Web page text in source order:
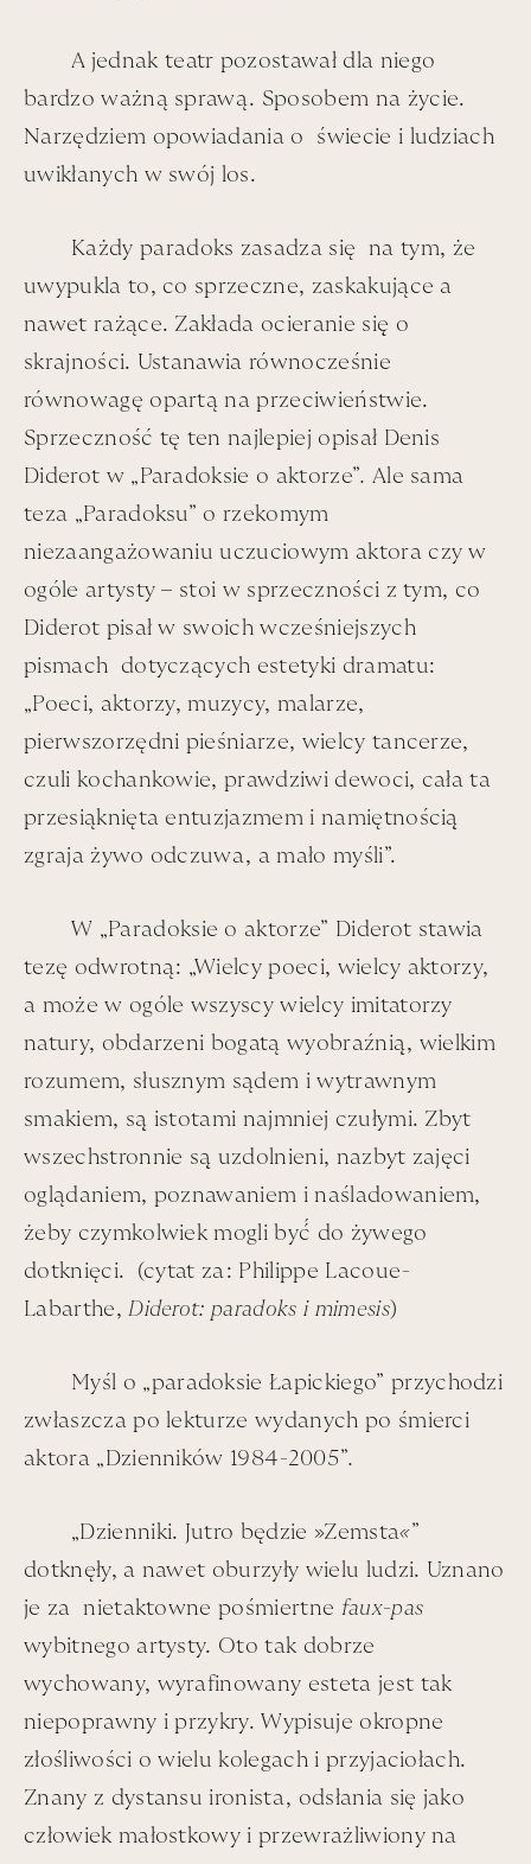
cio-lecie ’68. roku – i tego roku wydarzeń, po którym
Z tej samej wystawy, Łapa snujący się po galerii przy
Krakowskim Przedmieściu – to już Wróblewski w
galerii ’68. – wrze.
Później już – tego samego roku, przepięknie ustawiona
wystawa Andy Rottenberg w Muzeum Śląskim w
Katowicach – „Perspektywa Wieku Dojrzewania.
Szapocznikow – Wróblewski – Wajda”.
Fragment wystawy - kadr z filmu „Wszystko na
sprzedaż", fot. Weronika Olbrychska
Chodzimy, Łapa i ja, po tych katowickich
przestrzeniach. Wróblewski za plecami, jako niebieska
postać, wędruje też.
Szapocznikow – przypominam sobie – w listach do
arcyszykowne kożuchy, w które ubrana była cała kadra
ze „Wszystko na sprzedaż” – tak grube i ciężkie, że nie
dało się w nich ugiąć łokcia, ale wyglądało się bomba).
Nowsza winietka, to kiedy z Łapą snuliśmy się,
trafił, tym razem, Wróblewski, (a za Nim Łapa, a za
Łapą – ja) przy okazji wystawy towarzyszącej 60-leciu
Weneckiego Biennale.
Przestrzeń, tym razem – już nie katowicka – raczej,
weneckiego – i wszystkiego tu, niemalże, na
sprzedaż. W ciszy ciemnej Procuratie, konieczny
dystans okazuje się możliwy. Puenta tam gdzie i Łapa –
tak daleko, tak blisko.
A jednak teatr pozostawał dla niego
bardzo ważną sprawą. Sposobem na życie.
Narzędziem opowiadania o świecie i ludziach
uwikłanych w swój los.
Każdy paradoks zasadza się na tym, że
uwypukla to, co sprzeczne, zaskakujące a
nawet rażące. Zakłada ocieranie się̨ o
skrajności. Ustanawia równocześnie
równowagę opartą na przeciwieństwie.
Sprzeczność tę ten najlepiej opisał Denis
Diderot w „Paradoksie o aktorze”. Ale sama
teza „Paradoksu” o rzekomym
niezaangażowaniu uczuciowym aktora czy w
ogóle artysty – stoi w sprzeczności z tym, co
Diderot pisał w swoich wcześniejszych
pismach dotyczących estetyki dramatu:
„Poeci, aktorzy, muzycy, malarze,
pierwszorzędni pieśniarze, wielcy tancerze,
czuli kochankowie, prawdziwi dewoci, cała ta
przesiąknięta entuzjazmem i namiętnością̨
zgraja żywo odczuwa, a mało myśli”.
W „Paradoksie o aktorze” Diderot stawia
tezę odwrotną: „Wielcy poeci, wielcy aktorzy,
a może w ogóle wszyscy wielcy imitatorzy
natury, obdarzeni bogatą wyobraźnią̨, wielkim
rozumem, słusznym sądem i wytrawnym
smakiem, są̨ istotami najmniej czułymi. Zbyt
wszechstronnie są̨ uzdolnieni, nazbyt zajęci
oglądaniem, poznawaniem i naśladowaniem,
żeby czymkolwiek mogli być́ do żywego
dotknięci. (cytat za: Philippe Lacoue-
Labarthe,Diderot: paradoks i mimesis)
Myśl o „paradoksie Łapickiego” przychodzi
zwłaszcza po lekturze wydanych po śmierci
aktora „Dzienników 1984-2005”.
„Dzienniki. Jutro będzie »Zemsta«”
dotknęły, a nawet oburzyły wielu ludzi. Uznano
je za nietaktowne pośmiertne faux-pas
wybitnego artysty. Oto tak dobrze
wychowany, wyrafinowany esteta jest tak
niepoprawny i przykry. Wypisuje okropne
złośliwości o wielu kolegach i przyjaciołach.
Znany z dystansu ironista, odsłania się jako
człowiek małostkowy i przewrażliwiony na